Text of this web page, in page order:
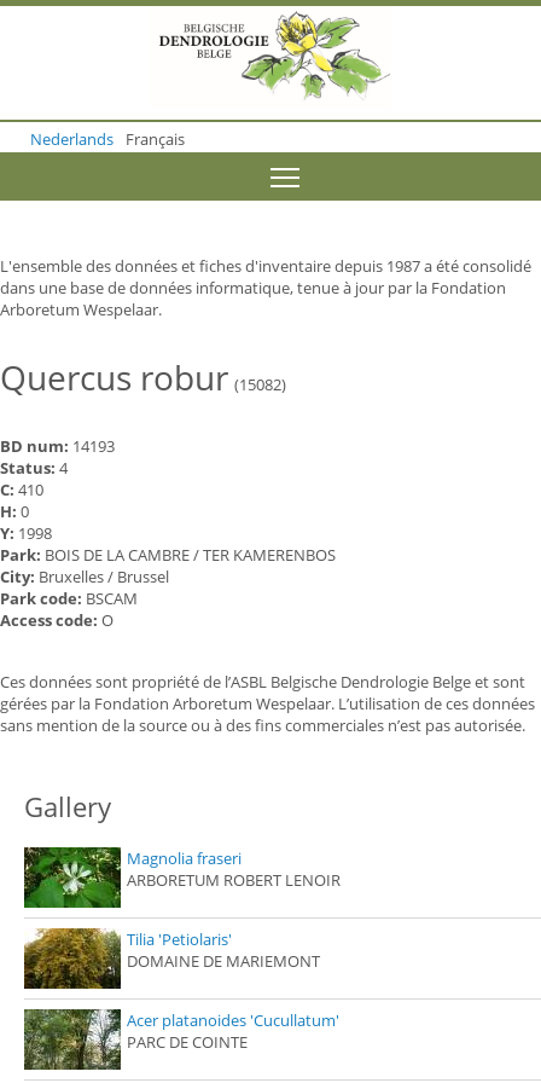
o
m
o
n
t
e
t
Nederlands Français
L'ensemble des données et fiches d'inventaire depuis 1987 a été consolidé
dans une base de données informatique, tenue à jour par la Fondation
Arboretum Wespelaar.
Quercus robur (15082)
BD num: 14193
Status: 4
C: 410
H: 0
Y: 1998
Park: BOIS DE LA CAMBRE / TER KAMERENBOS
City: Bruxelles / Brussel
Park code: BSCAM
Access code: O
Ces données sont propriété de l’ASBL Belgische Dendrologie Belge et sont
gérées par la Fondation Arboretum Wespelaar. L’utilisation de ces données
sans mention de la source ou à des fins commerciales n’est pas autorisée.
Gallery
Magnolia fraseri
ARBORETUM ROBERT LENOIR
Tilia 'Petiolaris'
DOMAINE DE MARIEMONT
Acer platanoides 'Cucullatum'
PARC DE COINTE